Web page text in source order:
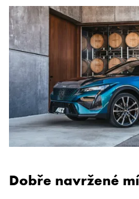
Dobře navržené